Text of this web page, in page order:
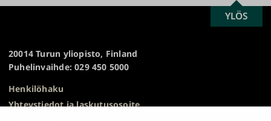
20014 Turun yliopisto, Finland
Puhelinvaihde: 029 450 5000
Henkilöhaku
Yhteystiedot ja laskutusosoite
SCROLL
TO
YLÖS